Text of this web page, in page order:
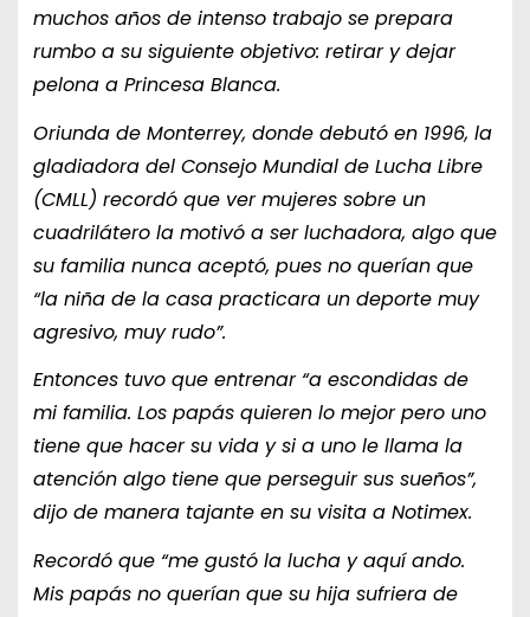
muchos años de intenso trabajo se prepara
rumbo a su siguiente objetivo: retirar y dejar
pelona a Princesa Blanca.
Oriunda de Monterrey, donde debutó en 1996, la
gladiadora del Consejo Mundial de Lucha Libre
(CMLL) recordó que ver mujeres sobre un
cuadrilátero la motivó a ser luchadora, algo que
su familia nunca aceptó, pues no querían que
“la niña de la casa practicara un deporte muy
agresivo, muy rudo”.
Entonces tuvo que entrenar “a escondidas de
mi familia. Los papás quieren lo mejor pero uno
tiene que hacer su vida y si a uno le llama la
atención algo tiene que perseguir sus sueños”,
dijo de manera tajante en su visita a Notimex.
Recordó que “me gustó la lucha y aquí ando.
Mis papás no querían que su hija sufriera de